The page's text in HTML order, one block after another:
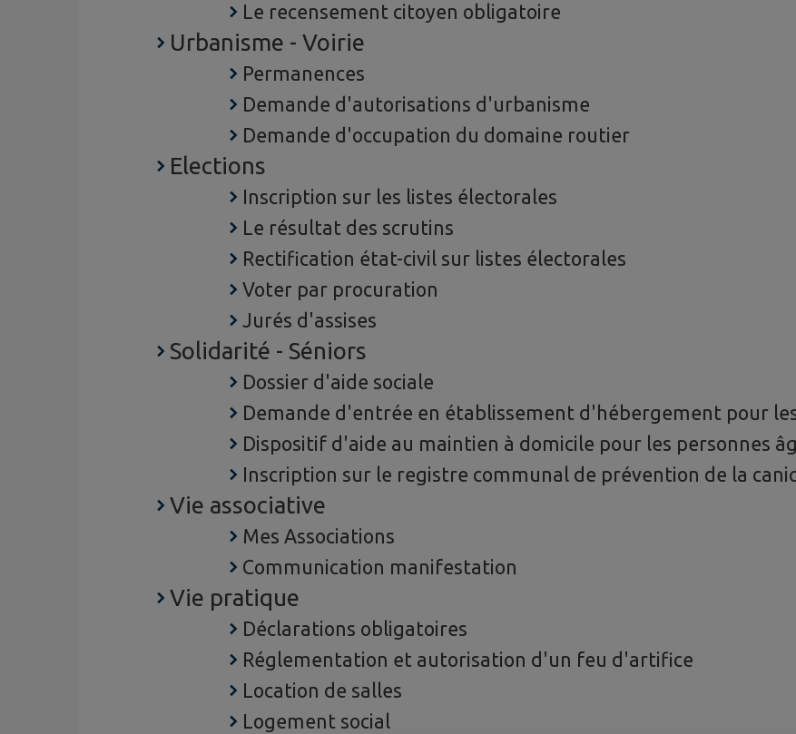
Le recensement citoyen obligatoire
Urbanisme - Voirie
Permanences
Demande d'autorisations d'urbanisme
Demande d'occupation du domaine routier
Elections
Inscription sur les listes électorales
Le résultat des scrutins
Rectification état-civil sur listes électorales
Voter par procuration
Jurés d'assises
Solidarité - Séniors
Dossier d'aide sociale
Demande d'entrée en établissement d'hébergement pour
Dispositif d'aide au maintien à domicile pour les personnes
Inscription sur le registre communal de prévention de la
Vie associative
Mes Associations
Communication manifestation
Vie pratique
Déclarations obligatoires
Réglementation et autorisation d'un feu d'artifice
Location de salles
Logement social